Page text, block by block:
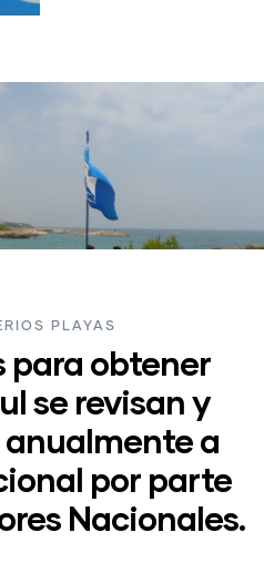
PLAYAS
para obtener
se revisan y
a
por parte
Nacionales.